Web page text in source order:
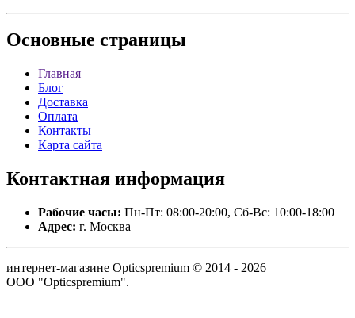
Основные страницы
Главная
Блог
Доставка
Оплата
Контакты
Карта сайта
Контактная информация
Рабочие часы: Пн-Пт: 08:00-20:00, Сб-Вс: 10:00-18:00
Адрес: г. Москва
интернет-магазине Opticspremium © 2014 - 2026
ООО "Opticspremium".